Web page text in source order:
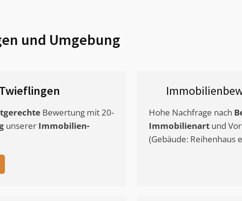
und Umgebung
Twieflingen
Bewertung mit 20-
unserer Immobilien-
Hohe Nachfrage nach
Immobilienart und
(Gebäude: Reihenhaus